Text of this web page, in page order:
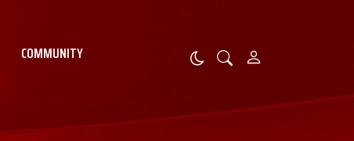
COMMUNITY